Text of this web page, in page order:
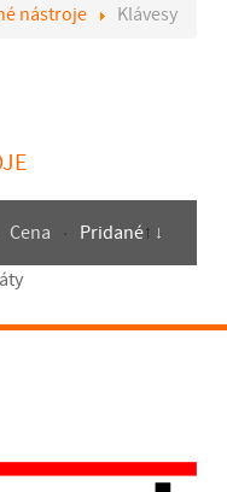
nástroje Klávesy
Cena
Pridané